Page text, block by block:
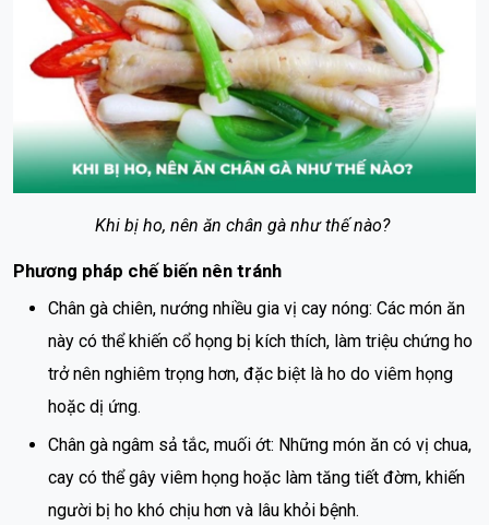
Khi bị ho, nên ăn chân gà như thế nào?
Phương pháp chế biến nên tránh
Chân gà chiên, nướng nhiều gia vị cay nóng: Các món ăn
này có thể khiến cổ họng bị kích thích, làm triệu chứng ho
trở nên nghiêm trọng hơn, đặc biệt là ho do viêm họng
hoặc dị ứng.
Chân gà ngâm sả tắc, muối ớt: Những món ăn có vị chua,
cay có thể gây viêm họng hoặc làm tăng tiết đờm, khiến
người bị ho khó chịu hơn và lâu khỏi bệnh.